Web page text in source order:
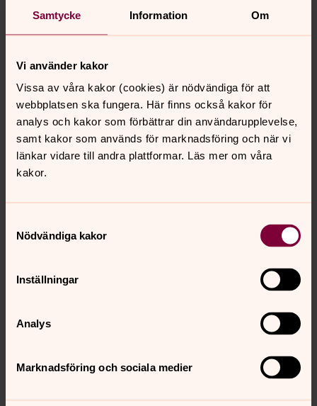
Samtycke Information Om
Vi använder kakor
Vissa av våra kakor (cookies) är nödvändiga för att
webbplatsen ska fungera. Här finns också kakor för
analys och kakor som förbättrar din användarupplevelse,
samt kakor som används för marknadsföring och när vi
länkar vidare till andra plattformar. Läs mer om våra
kakor.
Nödvändiga kakor
Inställningar
Analys
Marknadsföring och sociala medier
Foto: Mikael Ringlander